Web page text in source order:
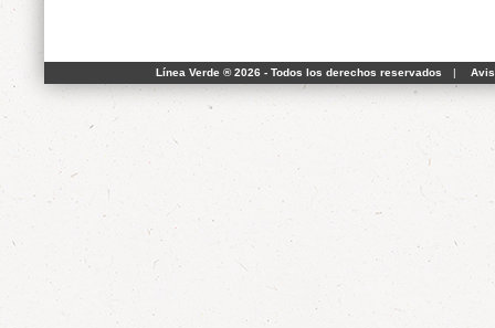
Línea Verde ® 2026 - Todos los derechos reservados |